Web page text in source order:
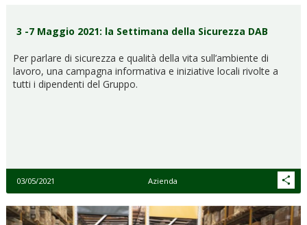
3 -7 Maggio 2021: la Settimana della Sicurezza DAB
Per parlare di sicurezza e qualità della vita sull’ambiente di
lavoro, una campagna informativa e iniziative locali rivolte a
tutti i dipendenti del Gruppo.
03/05/2021 Azienda